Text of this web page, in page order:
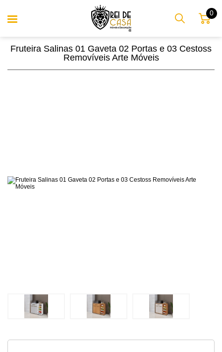
0
Fruteira Salinas 01 Gaveta 02 Portas e 03 Cestoss
Removíveis Arte Móveis